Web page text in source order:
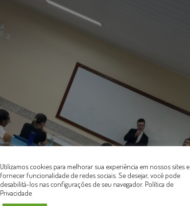
Utilizamos cookies para melhorar sua experiência em nossos sites e
fornecer funcionalidade de redes sociais. Se desejar, você pode
desabilitá-los nas configurações de seu navegador. Política de
Privacidade